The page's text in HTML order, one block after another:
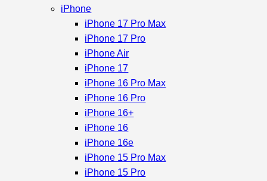
iPhone
iPhone 17 Pro Max
iPhone 17 Pro
iPhone Air
iPhone 17
iPhone 16 Pro Max
iPhone 16 Pro
iPhone 16+
iPhone 16
iPhone 16e
iPhone 15 Pro Max
iPhone 15 Pro